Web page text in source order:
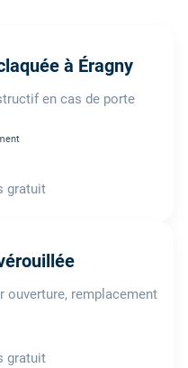
à Éragny
en cas de porte
gratuit
ouverture, remplacement
gratuit